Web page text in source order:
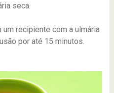
seca.
recipiente com a ulmária
por até 15 minutos.